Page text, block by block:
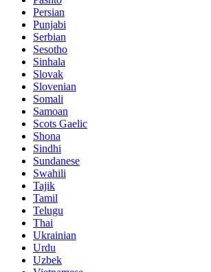
Persian
Punjabi
Serbian
Sesotho
Sinhala
Slovak
Slovenian
Somali
Samoan
Scots Gaelic
Shona
Sindhi
Sundanese
Swahili
Tajik
Tamil
Telugu
Thai
Ukrainian
Urdu
Uzbek